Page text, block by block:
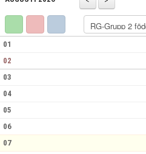
BILDGALLERI
DOKUMENT
01
02
03
04
05
06
07